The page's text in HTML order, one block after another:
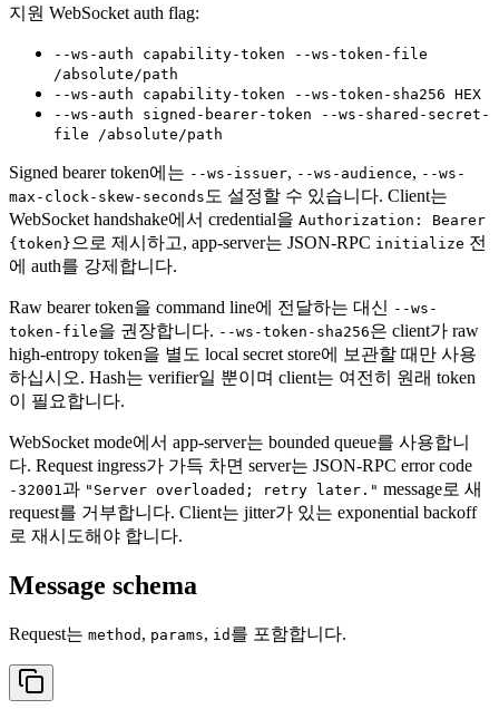
지원 WebSocket auth flag:
--ws-auth capability-token --ws-token-file
/absolute/path
--ws-auth capability-token --ws-token-sha256 HEX
--ws-auth signed-bearer-token --ws-shared-secret-
file /absolute/path
Signed bearer token에는 --ws-issuer, --ws-audience, --ws-
max-clock-skew-seconds 도 설정할 수 있습니다. Client는
WebSocket handshake에서 credential을 Authorization: Bearer
{token} 으로 제시하고, app-server는 JSON-RPC initialize 전
에 auth를 강제합니다.
Raw bearer token을 command line에 전달하는 대신 --ws-
token-file을 권장합니다. --ws-token-sha256은 client가 raw
high-entropy token을 별도 local secret store에 보관할 때만 사용
하십시오. Hash는 verifier일 뿐이며 client는 여전히 원래 token
이 필요합니다.
WebSocket mode에서 app-server는 bounded queue를 사용합니
다. Request ingress가 가득 차면 server는 JSON-RPC error code
-32001 과 "Server overloaded; retry later." message로 새
request를 거부합니다. Client는 jitter가 있는 exponential backoff
로 재시도해야 합니다.
Message schema
Request는 method , params, id 를 포함합니다.